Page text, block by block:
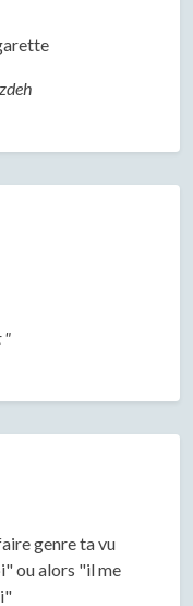
"
genre ta vu
ou alors "il me